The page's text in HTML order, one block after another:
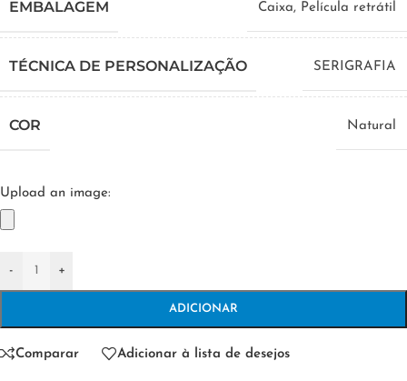
EMBALAGEM Caixa, Película retrátil
TÉCNICA DE PERSONALIZAÇÃO SERIGRAFIA
COR Natural
Upload an image:
- +
ADICIONAR
Comparar Adicionar à lista de desejos